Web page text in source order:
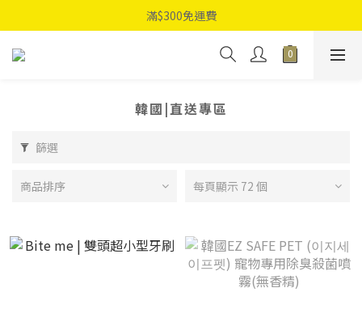
滿$300免運費
韓國|直送專區
篩選
商品排序 每頁顯示 72 個